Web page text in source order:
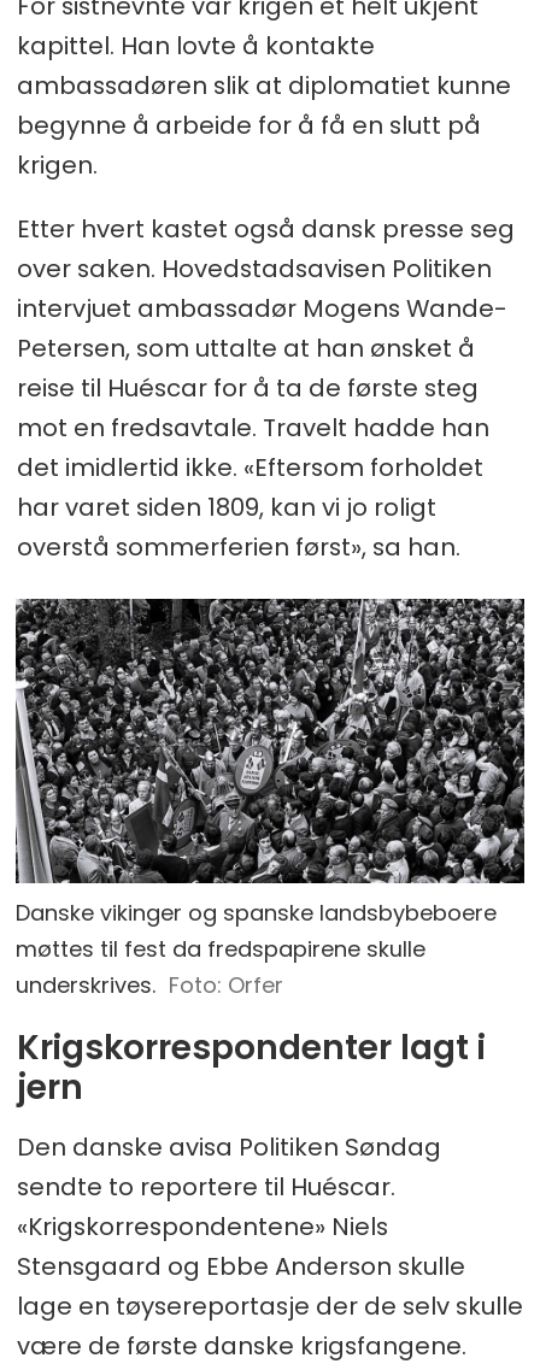
kapittel. Han lovte å kontakte
ambassadøren slik at diplomatiet kunne
begynne å arbeide for å få en slutt på
krigen.
Etter hvert kastet også dansk presse seg
over saken. Hovedstadsavisen Politiken
intervjuet ambassadør Mogens Wande-
Petersen, som uttalte at han ønsket å
reise til Huéscar for å ta de første steg
mot en fredsavtale. Travelt hadde han
det imidlertid ikke. «Eftersom forholdet
har varet siden 1809, kan vi jo roligt
overstå sommerferien først», sa han.
Danske vikinger og spanske landsbybeboere
møttes til fest da fredspapirene skulle
underskrives. Foto: Orfer
Krigskorrespondenter lagt i
jern
Den danske avisa Politiken Søndag
sendte to reportere til Huéscar.
«Krigskorrespondentene» Niels
Stensgaard og Ebbe Anderson skulle
lage en tøysereportasje der de selv skulle
være de første danske krigsfangene.